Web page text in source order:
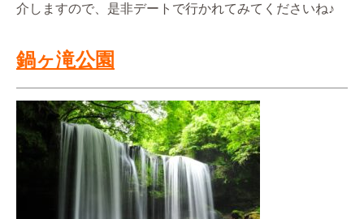
介しますので、是非デートで行かれてみてくださいね♪
鍋ヶ滝公園